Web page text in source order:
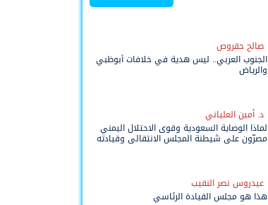
صالح حقروص
الجنوب العربي.. ليس هدية في خلافات أبوظبي
والرياض
د. أمين العلياني
لماذا الوصاية السعودية وقوى الاحتلال اليمني
مصرّون على شيطنة المجلس الانتقالي وقيادته
عيدروس نصر النقيب
هذا هو مجلس القيادة الرئاسي